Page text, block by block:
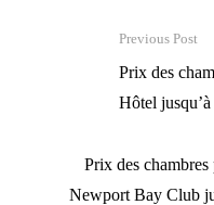
Previous Post
Prix des
Hôtel
Prix des chambres
Newport Bay Club